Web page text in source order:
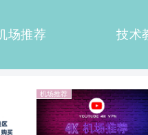
场推荐 技术
机场推荐